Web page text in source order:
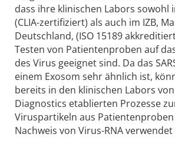
dass ihre klinischen Labors sowohl
(CLIA-zertifiziert) als auch im IZB,
Deutschland, (ISO 15189
Testen von Patientenproben auf
des Virus geeignet sind. Da das
einem Exosom sehr ähnlich ist,
bereits in den klinischen Labors
Diagnostics etablierten Prozesse
Viruspartikeln aus
Nachweis von Virus-RNA